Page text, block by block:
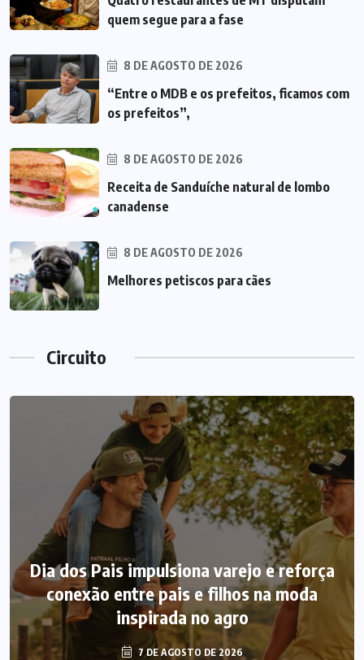
quem segue para a fase
8 DE AGOSTO DE 2026
“Entre o MDB e os prefeitos, ficamos com
os prefeitos”,
8 DE AGOSTO DE 2026
Receita de Sanduíche natural de lombo
canadense
8 DE AGOSTO DE 2026
Melhores petiscos para cães
Circuito
Dia dos Pais impulsiona varejo e reforça
conexão entre pais e filhos na moda
inspirada no agro
7 DE AGOSTO DE 2026